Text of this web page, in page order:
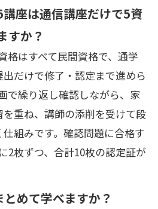
座は通信講座だけで5資
すか？
格はすべて民間資格で、通学
だけで修了・認定まで進めら
で繰り返し確認しながら、家
重ね、講師の添削を受けて段
組みです。確認問題に合格す
2枚ずつ、合計10枚の認定証が
めて学べますか？